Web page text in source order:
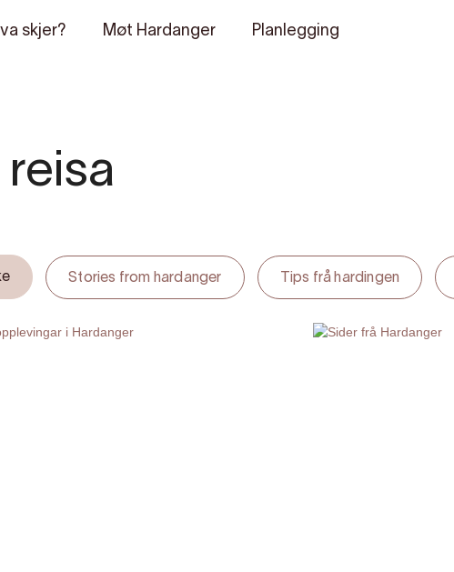
skjer? Møt Hardanger Planlegging
Stories from hardanger Tips frå hardingen